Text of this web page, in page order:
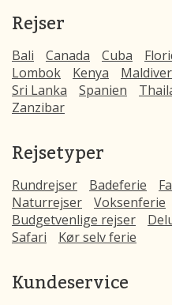
Rejser
Bali Canada Cuba
Lombok
Kenya
Sri Lanka
Spanien
Zanzibar
Rejsetyper
Rundrejser Badeferie
Naturrejser
Voksenferie
Budgetvenlige rejser
Safari
Kør selv ferie
Kundeservice